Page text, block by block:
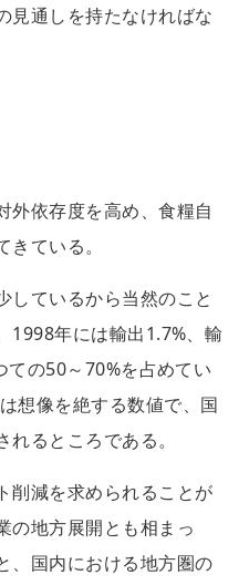
見通しを持たなければな
外依存度を高め、食糧自
ている。
しているから当然のこと
1998年には輸出1.7%、輸
ての50～70%を占めてい
想像を絶する数値で、国
るところである。
削減を求められることが
の地方展開とも相まっ
、国内における地方圏の